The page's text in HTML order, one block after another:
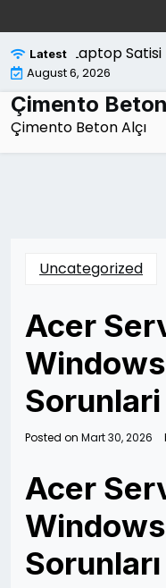
to
content
LatestLaptop Satisi
August 6, 2026
Çimento
Çimento Beton Alçı
Uncategorized
Acer
Sorunlari
Posted on Mart 30, 2026
Acer
Sorunları